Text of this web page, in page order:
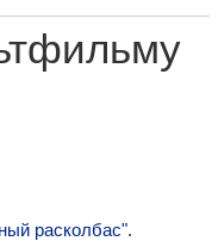
расколбас".